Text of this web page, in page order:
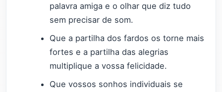
palavra amiga e o olhar que diz tudo
sem precisar de som.
Que a partilha dos fardos os torne mais
fortes e a partilha das alegrias
multiplique a vossa felicidade.
Que vossos sonhos individuais se